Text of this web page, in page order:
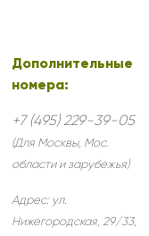
Дополнительные
номера:
+7 (495) 229-39-05
(Для Москвы, Мос.
области и зарубежья)
Адрес: ул.
Нижегородская, 29/33,